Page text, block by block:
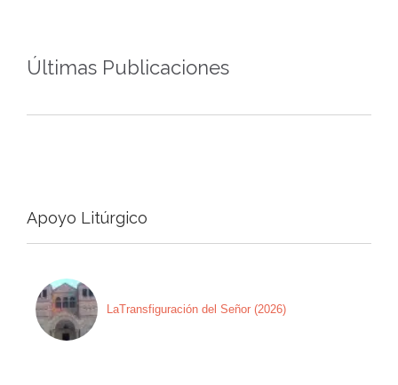
Últimas Publicaciones
Apoyo Litúrgico
LaTransfiguración del Señor (2026)